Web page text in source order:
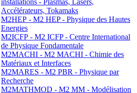
installations - Plasmas, Lasers,
Accélérateurs, Tokamaks
M2HEP - M2 HEP - Physique des Hautes
Energies
M2ICFP - M2 ICFP - Centre International
de Physique Fondamentale
M2MACHI - M2 MACHI - Chimie des
Matériaux et Interfaces
M2MARES - M2 PBR - Physique par
Recherche
M2MATHMOD - M2 MM - Modélisation